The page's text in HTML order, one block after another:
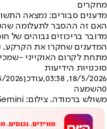
מחקרים
מדענים סבורים: נמצאה
האם זה ההסבר לתעלומה
מדובר בריכוזים גבוהים של
מתחת לקרום האוקייני -
סוכנויות הידיעות
18/5/2026, 03:38
,עודכן03:38
0השמעה
משולש ברמודה. צילום: Gemini